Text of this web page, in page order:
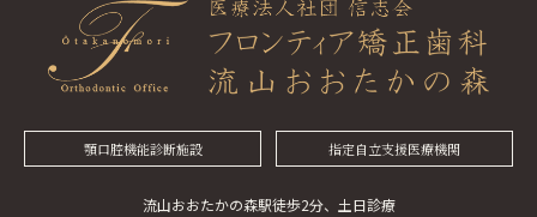
顎口腔機能診断施設 指定自立支援医療機関
流山おおたかの森駅徒歩2分、土日診療